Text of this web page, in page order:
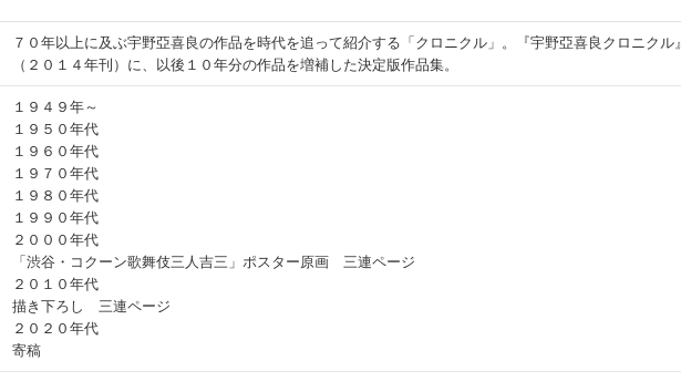
７０年以上に及ぶ宇野亞喜良の作品を時代を追って紹介する「クロニクル」。『宇野亞喜良クロニクル』
（２０１４年刊）に、以後１０年分の作品を増補した決定版作品集。
１９４９年～
１９５０年代
１９６０年代
１９７０年代
１９８０年代
１９９０年代
２０００年代
「渋谷・コクーン歌舞伎三人吉三」ポスター原画 三連ページ
２０１０年代
描き下ろし 三連ページ
２０２０年代
寄稿